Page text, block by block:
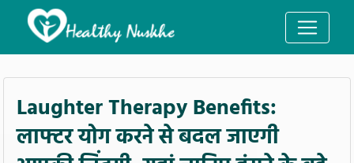
Laughter Therapy Benefits:
लाफ्टर योग करने से बदल जाएगी